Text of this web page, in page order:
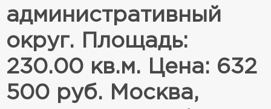
административный
округ. Площадь:
230.00 кв.м. Цена: 632
500 руб. Москва,